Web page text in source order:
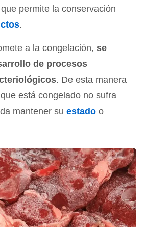
permite la conservación
.
a la congelación, se
de procesos
. De esta manera
está congelado no sufra
mantener su estado o